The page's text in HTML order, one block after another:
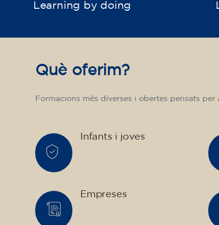
Learning by doing
Què oferim?
Formacions més diverses i obertes pensats per
Infants i joves
Empreses